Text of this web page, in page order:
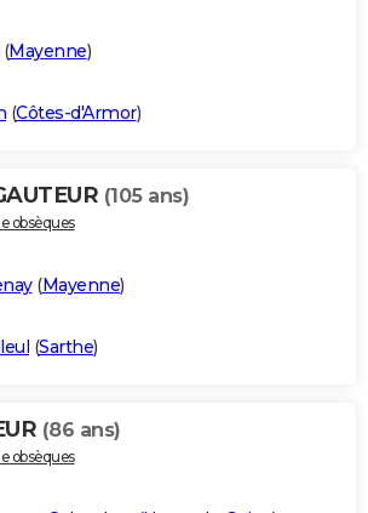
(Mayenne)
(Côtes-d'Armor)
(105 ans)
obsèques
(Mayenne)
(Sarthe)
(86 ans)
obsèques